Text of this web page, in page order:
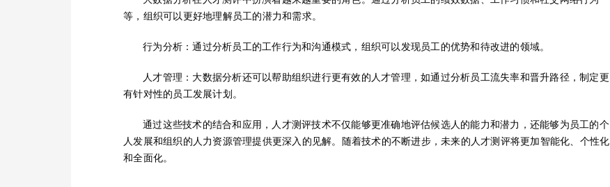
等，组织可以更好地理解员工的潜力和需求。
行为分析：通过分析员工的工作行为和沟通模式，组织可以发现员工的优势和待改进的领域。
人才管理：大数据分析还可以帮助组织进行更有效的人才管理，如通过分析员工流失率和晋升路径，制定更
有针对性的员工发展计划。
通过这些技术的结合和应用，人才测评技术不仅能够更准确地评估候选人的能力和潜力，还能够为员工的个
人发展和组织的人力资源管理提供更深入的见解。随着技术的不断进步，未来的人才测评将更加智能化、个性化
和全面化。